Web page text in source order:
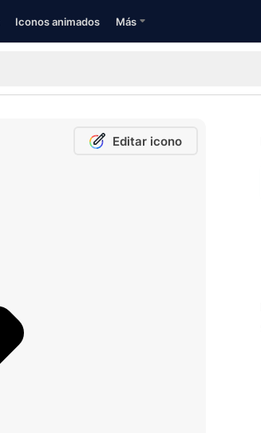
Iconos animados Más
Editar icono